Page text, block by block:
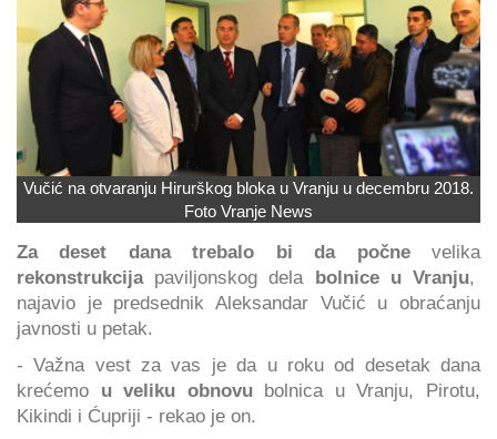
Vučić na otvaranju Hirurškog bloka u Vranju u decembru 2018.
Foto Vranje News
Za deset dana trebalo bi da počnevelika
rekonstrukcijapaviljonskog dela bolnice u Vranju,
najavio je predsednik Aleksandar Vučić u obraćanju
javnosti u petak.
- Važna vest za vas je da u roku od desetak dana
krećemo u veliku obnovubolnica u Vranju, Pirotu,
Kikindi i Ćupriji - rekao je on.